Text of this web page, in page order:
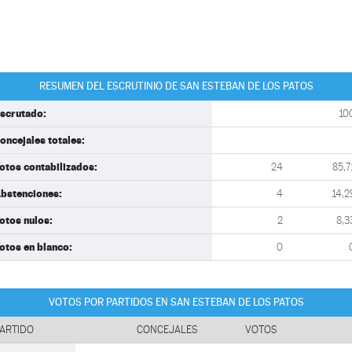
RESUMEN DEL ESCRUTINIO DE SAN ESTEBAN DE LOS PATOS
totales:
contabilizados: 24
4
nulos: 2
en blanco: 0
VOTOS POR PARTIDOS EN SAN ESTEBAN DE LOS PATOS
CONCEJALES VOTOS